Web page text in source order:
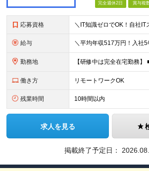
完全週休2日 賞与複
応募資格
給与
勤務地
働き方 リモートワークOK
残業時間 10時間以内
求人を見る
掲載終了予定日：